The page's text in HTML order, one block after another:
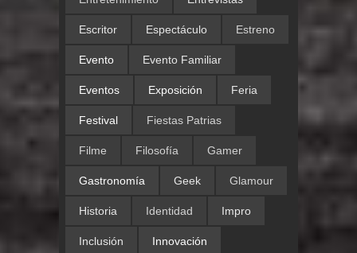
Escritor Espectáculo Estreno
Evento Evento Familiar
Eventos Exposición Feria
Festival Fiestas Patrias
Filme Filosofía Gamer
Gastronomía Geek Glamour
Historia Identidad Impro
Inclusión Innovación